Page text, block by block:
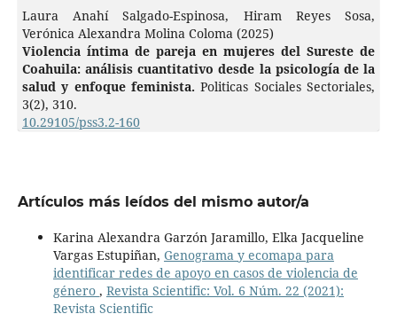
Laura Anahí Salgado-Espinosa, Hiram Reyes Sosa,
Verónica Alexandra Molina Coloma (2025)
Violencia íntima de pareja en mujeres del Sureste de
Coahuila: análisis cuantitativo desde la psicología de la
salud y enfoque feminista.Politicas Sociales Sectoriales,
3(2), 310.
10.29105/pss3.2-160
Artículos más leídos del mismo autor/a
Karina Alexandra Garzón Jaramillo, Elka Jacqueline
Vargas Estupiñan, Genograma y ecomapa para
identificar redes de apoyo en casos de violencia de
género , Revista Scientific: Vol. 6 Núm. 22 (2021):
Revista Scientific